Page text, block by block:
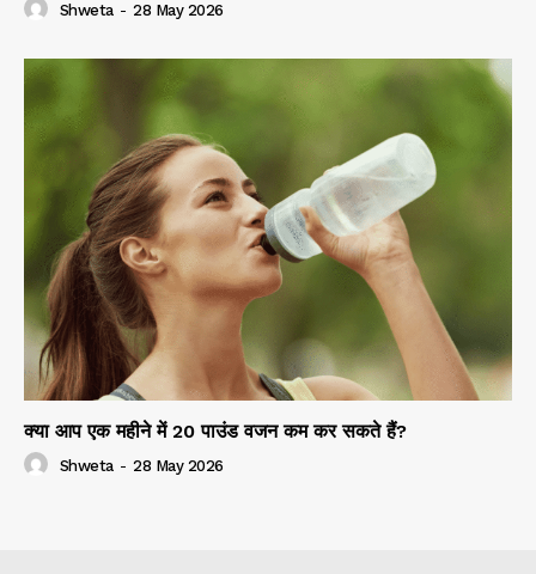
Shweta - 28 May 2026
क्या आप एक महीने में 20 पाउंड वजन कम कर सकते हैं?
Shweta - 28 May 2026